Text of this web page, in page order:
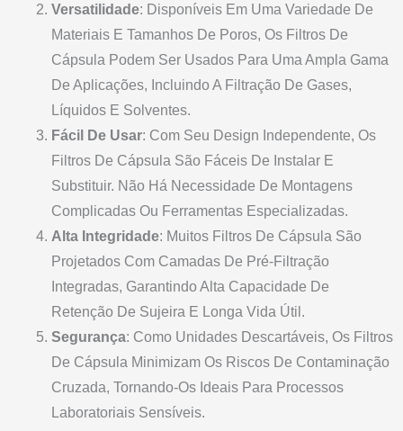
Versatilidade: Disponíveis Em Uma Variedade De
Materiais E Tamanhos De Poros, Os Filtros De
Cápsula Podem Ser Usados Para Uma Ampla Gama
De Aplicações, Incluindo A Filtração De Gases,
Líquidos E Solventes.
Fácil De Usar: Com Seu Design Independente, Os
Filtros De Cápsula São Fáceis De Instalar E
Substituir. Não Há Necessidade De Montagens
Complicadas Ou Ferramentas Especializadas.
Alta Integridade: Muitos Filtros De Cápsula São
Projetados Com Camadas De Pré-Filtração
Integradas, Garantindo Alta Capacidade De
Retenção De Sujeira E Longa Vida Útil.
Segurança: Como Unidades Descartáveis, Os Filtros
De Cápsula Minimizam Os Riscos De Contaminação
Cruzada, Tornando-Os Ideais Para Processos
Laboratoriais Sensíveis.